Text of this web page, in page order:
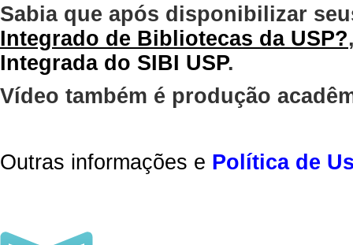
Sabia que após disponibilizar
Integrado de Bibliotecas da USP?
Integrada do SIBI USP.
Vídeo também é produção
Outras informações e Política de